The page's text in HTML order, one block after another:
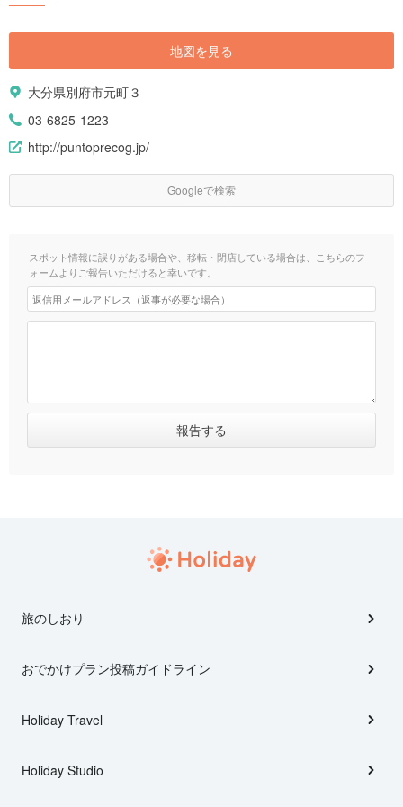
地図を見る
大分県別府市元町３
03-6825-1223
http://puntoprecog.jp/
Googleで検索
スポット情報に誤りがある場合や、移転・閉店している場合は、こちらのフ
ォームよりご報告いただけると幸いです。
旅のしおり
おでかけプラン投稿ガイドライン
Holiday Travel
Holiday Studio